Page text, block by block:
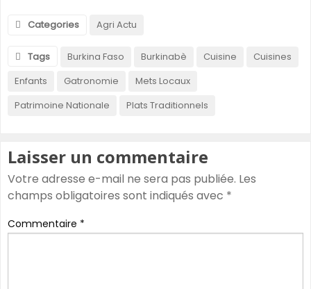
Categories Agri Actu
Tags Burkina Faso Burkinabè Cuisine
Cuisines
Enfants
Gatronomie
Mets Locaux
Patrimoine Nationale
Plats Traditionnels
Laisser un commentaire
Votre adresse e-mail ne sera pas publiée. Les
champs obligatoires sont indiqués avec *
Commentaire *